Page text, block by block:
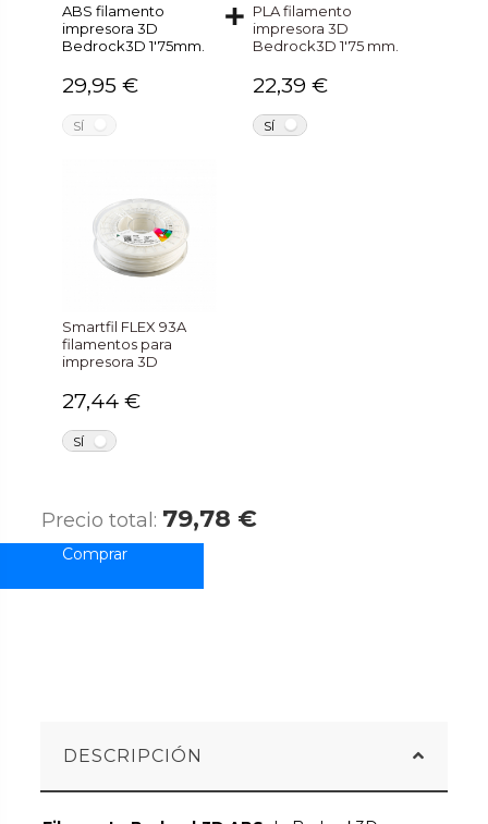
ABS filamento
impresora 3D
Bedrock3D 1'75mm.
29,95 €
SÍ
PLA filamento
impresora 3D
Bedrock3D 1'75 mm.
22,39 €
SÍ
Smartfil FLEX 93A
filamentos para
impresora 3D
27,44 €
SÍ
Precio total: 79,78 €
DESCRIPCIÓN